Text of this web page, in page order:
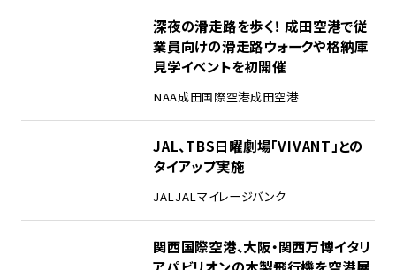
深夜の滑走路を歩く！ 成田空港で従
業員向けの滑走路ウォークや格納庫
見学イベントを初開催
NAA成田国際空港成田空港
JAL、TBS日曜劇場「VIVANT」との
タイアップ実施
JALJALマイレージバンク
関西国際空港、大阪・関西万博イタリ